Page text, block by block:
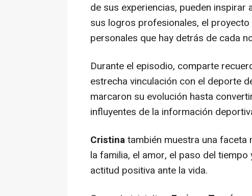
de sus experiencias, pueden inspirar
sus logros profesionales, el
personales que hay detrás de cada
Durante el episodio, comparte
estrecha vinculación con el deporte
marcaron su evolución hasta
influyentes de la información
Cristinatambién muestra una
la familia, el amor, el paso del
actitud positiva ante la vida.